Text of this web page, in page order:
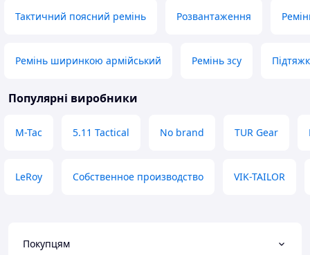
Тактичний поясний ремінь Розвантаження
Ремінь ширинкою армійський Ремінь зсу
Популярні виробники
M-Tac 5.11 Tactical No brand TUR Gear
LeRoy Собственное производство VIK-TAILOR
Покупцям